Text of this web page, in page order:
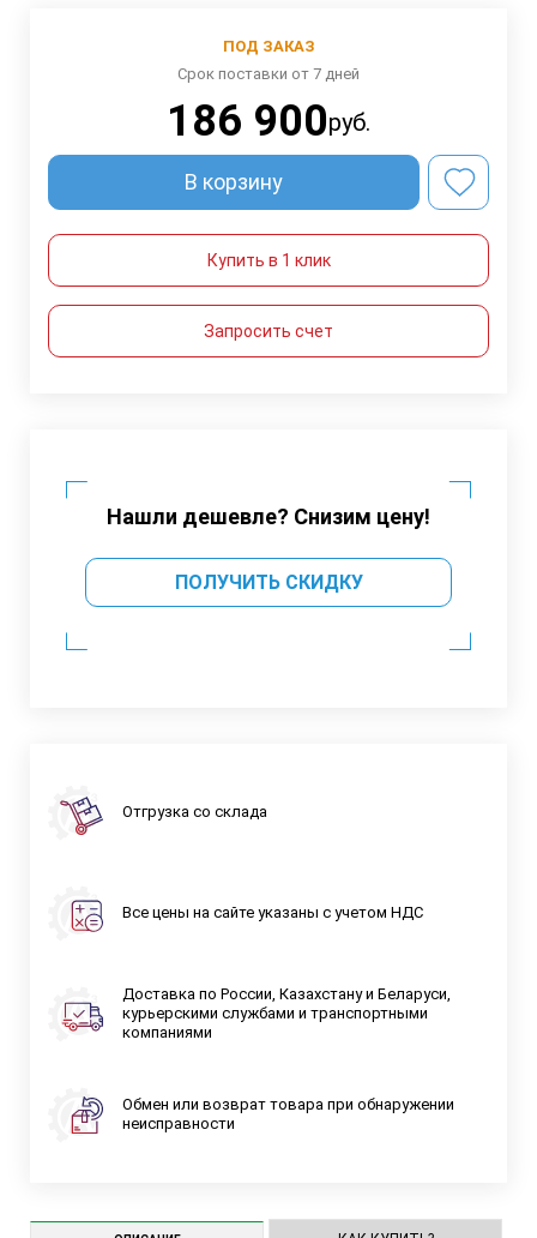
ПОД ЗАКАЗ
Срок поставки от 7 дней
186 900руб.
В корзину
Купить в 1 клик
Запросить счет
Нашли дешевле? Снизим цену!
ПОЛУЧИТЬ СКИДКУ
Отгрузка со склада
Все цены на сайте указаны с учетом НДС
Доставка по России, Казахстану и Беларуси,
курьерскими службами и транспортными
компаниями
Обмен или возврат товара при обнаружении
неисправности